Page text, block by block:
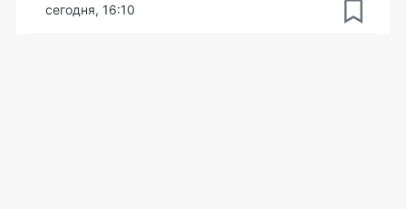
сегодня, 16:10